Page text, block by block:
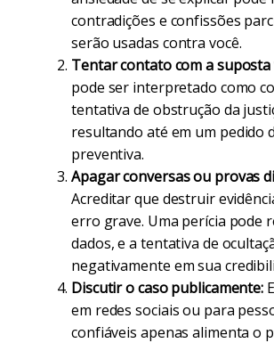
contradições e confissões
serão usadas contra você.
Tentar contato com a suposta
pode ser interpretado como
tentativa de obstrução da
resultando até em um pedido
preventiva.
Apagar conversas ou provas
Acreditar que destruir
erro grave. Uma perícia pode
dados, e a tentativa de
negativamente em sua
Discutir o caso publicamente:
em redes sociais ou para
confiáveis apenas alimenta o